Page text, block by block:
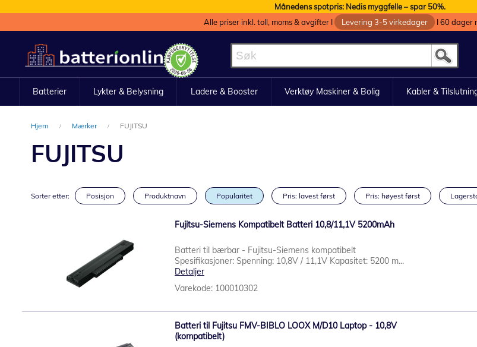
Månedens spotpris: Nedis myggfelle – spar 50%.
Alle priser inkl. toll, moms & avgifter I
Levering 3-5 virkedager I 60 dager
til
innhold
Batterier Lykter & Belysning Ladere & Booster Verktøy Maskiner & Bolig Kabler &
Hjem Mærker FUJITSU
FUJITSU
Sorter etter: Posisjon Produktnavn Popularitet Pris: lavest først Pris: høyest først
Fujitsu-Siemens Kompatibelt Batteri 10,8/11,1V 5200mAh
Batteri til bærbar - Fujitsu-Siemens kompatibelt
Spesifikasjoner: Spenning: 10,8V / 11,1V Kapasitet: 5200 m...
Detaljer
Varekode: 100010302
Batteri til Fujitsu FMV-BIBLO LOOX M/D10 Laptop - 10,8V
(kompatibelt)